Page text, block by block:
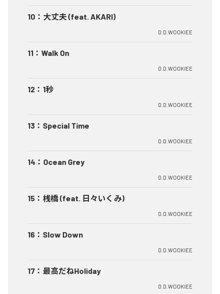
10 ： 大丈夫 (feat. AKARI)
D.D.WOOKIEE
11 ： Walk On
D.D.WOOKIEE
12 ： 1秒
D.D.WOOKIEE
13 ： Special Time
D.D.WOOKIEE
14 ： Ocean Grey
D.D.WOOKIEE
15 ： 桟橋 (feat. 日々いくみ)
D.D.WOOKIEE
16 ： Slow Down
D.D.WOOKIEE
17 ： 最高だねHoliday
D.D.WOOKIEE